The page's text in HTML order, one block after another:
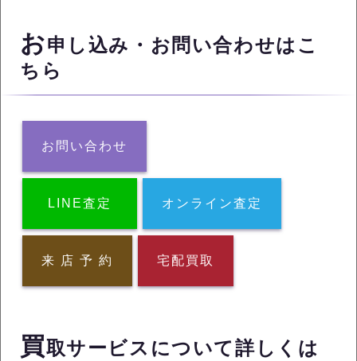
お申し込み・お問い合わせはこ
ちら
お問い合わせ
LINE査定 オンライン査定
来 店 予 約 宅配買取
買取サービスについて詳しくは